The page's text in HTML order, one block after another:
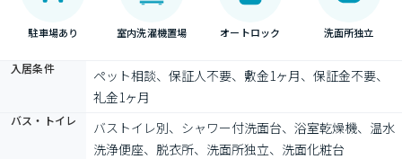
駐車場あり 室内洗濯機置場 オートロック 洗面所独立
入居条件
ペット相談、保証人不要、敷金1ヶ月、保証金不要、
礼金1ヶ月
バス・トイレ
バストイレ別、シャワー付洗面台、浴室乾燥機、温水
洗浄便座、脱衣所、洗面所独立、洗面化粧台